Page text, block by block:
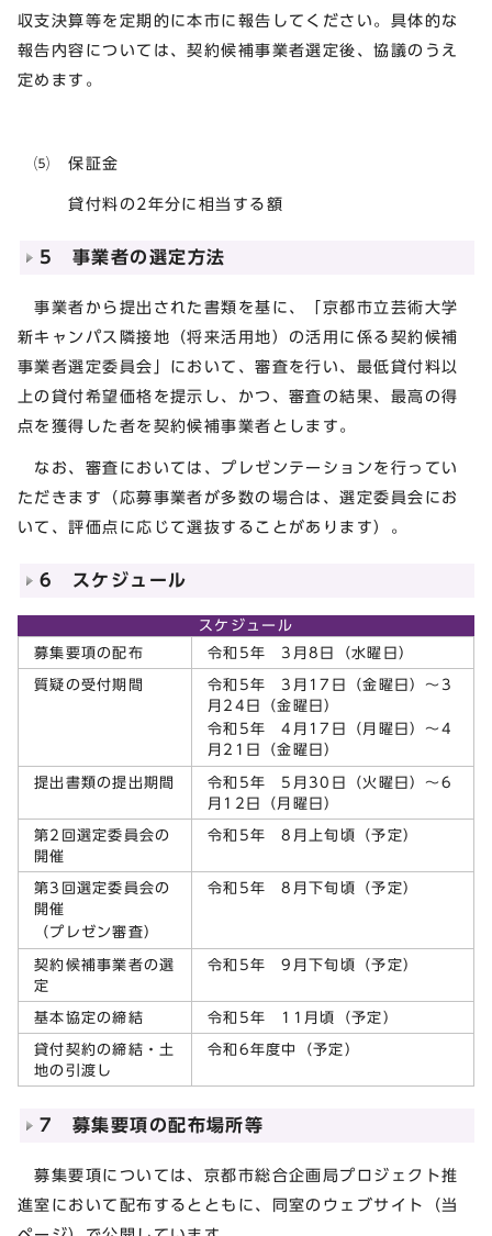
収支決算等を定期的に本市に報告してください。具体的な
報告内容については、契約候補事業者選定後、協議のうえ
定めます。
⑸ 保証金
貸付料の2年分に相当する額
5 事業者の選定方法
事業者から提出された書類を基に、「京都市立芸術大学
新キャンパス隣接地（将来活用地）の活用に係る契約候補
事業者選定委員会」において、審査を行い、最低貸付料以
上の貸付希望価格を提示し、かつ、審査の結果、最高の得
点を獲得した者を契約候補事業者とします。
なお、審査においては、プレゼンテーションを行ってい
ただきます（応募事業者が多数の場合は、選定委員会にお
いて、評価点に応じて選抜することがあります）。
6 スケジュール
スケジュール
募集要項の配布
令和5年 3月8日（水曜日）
質疑の受付期間
令和5年 3月17日（金曜日）～3
月24日（金曜日）
令和5年 4月17日（月曜日）～4
月21日（金曜日）
提出書類の提出期間
令和5年 5月30日（火曜日）～6
月12日（月曜日）
第2回選定委員会の
開催
令和5年 8月上旬頃（予定）
第3回選定委員会の
開催
（プレゼン審査）
令和5年 8月下旬頃（予定）
契約候補事業者の選
定
令和5年 9月下旬頃（予定）
基本協定の締結 令和5年 11月頃（予定）
貸付契約の締結・土
地の引渡し
令和6年度中（予定）
7 募集要項の配布場所等
募集要項については、京都市総合企画局プロジェクト推
進室において配布するとともに、同室のウェブサイト（当